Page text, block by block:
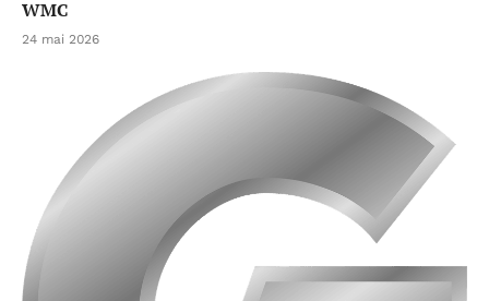
WMC
24 mai 2026